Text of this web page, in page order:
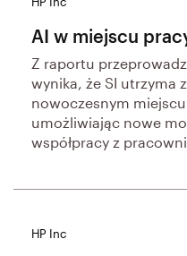
AI w miejscu
Z raportu
wynika, że SI utrzyma
nowoczesnym
umożliwiając nowe
współpracy z
HP Inc